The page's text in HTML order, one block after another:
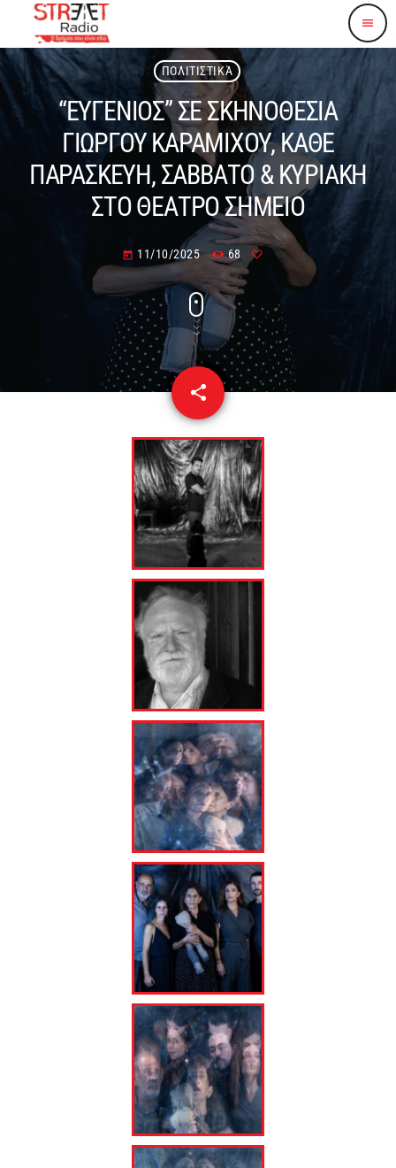
menu
ΠΟΛΙΤΙΣΤΙΚΆ
“ΕΥΓΕΝΙΟΣ” ΣΕ ΣΚΗΝΟΘΕΣΙΑ
ΓΙΩΡΓΟΥ ΚΑΡΑΜΙΧΟΥ, ΚΑΘΕ
ΠΑΡΑΣΚΕΥΗ, ΣΑΒΒΑΤΟ & ΚΥΡΙΑΚΗ
ΣΤΟ ΘΕΑΤΡΟ ΣΗΜΕΙΟ
today 11/10/2025 68
share
email